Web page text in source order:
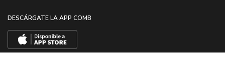
DESCÁRGATE LA APP COMB